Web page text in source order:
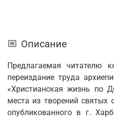
Описание
Предлагаемая читателю
переиздание труда
«Христианская жизнь по
места из творений святых
опубликованного в г.